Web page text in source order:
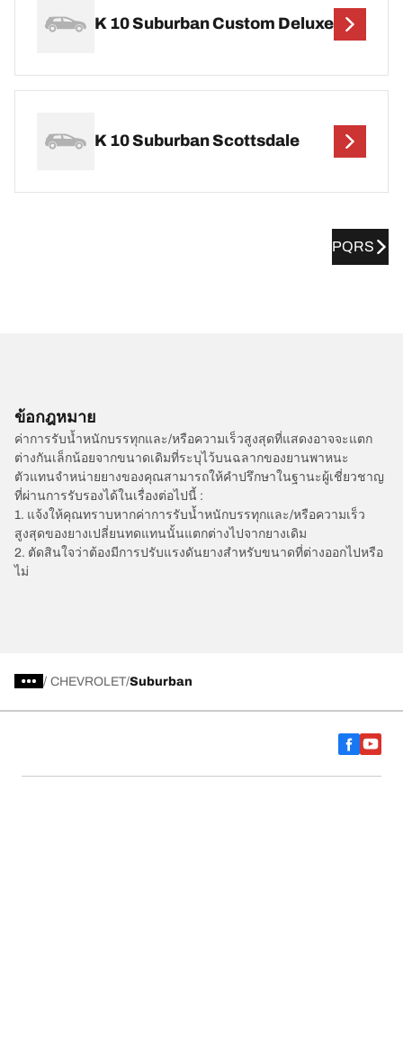
K 10 Suburban Custom Deluxe
K 10 Suburban Scottsdale
PQRS
ข้อกฎหมาย
ค่าการรับน้ำหนักบรรทุกและ/หรือความเร็วสูงสุดที่แสดงอาจจะแตก
ต่างกันเล็กน้อยจากขนาดเดิมที่ระบุไว้บนฉลากของยานพาหนะ
ตัวแทนจำหน่ายยางของคุณสามารถให้คำปรึกษาในฐานะผู้เชี่ยวชาญ
ที่ผ่านการรับรองได้ในเรื่องต่อไปนี้ :
1. แจ้งให้คุณทราบหากค่าการรับน้ำหนักบรรทุกและ/หรือความเร็ว
สูงสุดของยางเปลี่ยนทดแทนนั้นแตกต่างไปจากยางเดิม
2. ตัดสินใจว่าต้องมีการปรับแรงดันยางสำหรับขนาดที่ต่างออกไปหรือ
ไม่
/ CHEVROLET Suburban